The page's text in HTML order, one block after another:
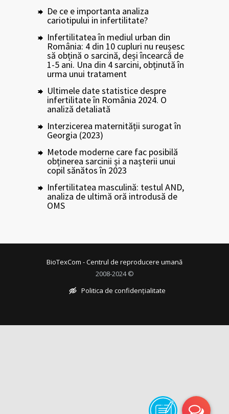
De ce e importanta analiza
cariotipului in infertilitate?
Infertilitatea în mediul urban din
România: 4 din 10 cupluri nu reușesc
să obțină o sarcină, deși încearcă de
1-5 ani. Una din 4 sarcini, obținută în
urma unui tratament
Ultimele date statistice despre
infertilitate în România 2024. O
analiză detaliată
Interzicerea maternității surogat în
Georgia (2023)
Metode moderne care fac posibilă
obținerea sarcinii și a nașterii unui
copil sănătos în 2023
Infertilitatea masculină: testul AND,
analiza de ultimă oră introdusă de
OMS
2008-2024 ©
BioTexCom - Centrul de reproducere umană
Politica de confidențialitate